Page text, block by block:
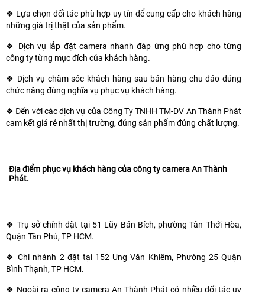
❖ Lựa chọn đối tác phù hợp uy tín để cung cấp cho khách hàng
những giá trị thật của sản phẩm.
❖
Dịch vụ lắp đặt camera nhanh đáp ứng phù hợp cho từng
công ty từng mục đích của khách hàng.
❖ Dịch vụ chăm sóc khách hàng sau bán hàng chu đáo đúng
chức năng đúng nghĩa vụ phục vụ khách hàng.
❖ Đến với các dịch vụ của Công Ty TNHH TM-DV An Thành Phát
cam kết giá rẻ nhất thị trường, đúng sản phẩm đúng chất lượng.
Địa điểm phục vụ khách hàng của công ty camera An Thành
Phát.
❖ Trụ sở chính đặt tại 51 Lũy Bán Bích, phường Tân Thới Hòa,
Quận Tân Phú, TP HCM.
❖ Chi nhánh 2 đặt tại 152 Ung Văn Khiêm, Phường 25 Quận
Bình Thạnh, TP HCM.
❖ Ngoài ra công ty camera An Thành Phát có nhiều đối tác uy